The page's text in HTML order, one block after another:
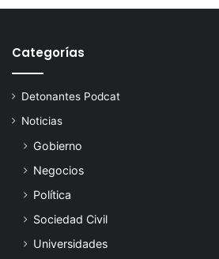
Categorías
Detonantes Podcat
Noticias
Gobierno
Negocios
Política
Sociedad Civil
Universidades